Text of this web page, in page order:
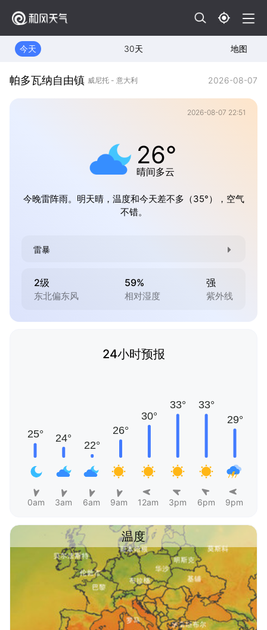
今天 30天 地图
帕多瓦纳自由镇 威尼托 - 意大利 2026-08-07
2026-08-07 22:51
26°
晴间多云
今晚雷阵雨。明天晴，温度和今天差不多（35°），空气
不错。
雷暴
2级
东北偏东风
59%
相对湿度
强
紫外线
24小时预报
0am 3am 6am 9am 12am 3pm 6pm 9pm
温度